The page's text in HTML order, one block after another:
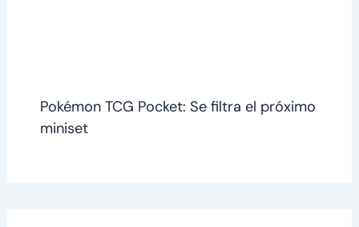
Pokémon TCG Pocket: Se filtra el próximo
miniset